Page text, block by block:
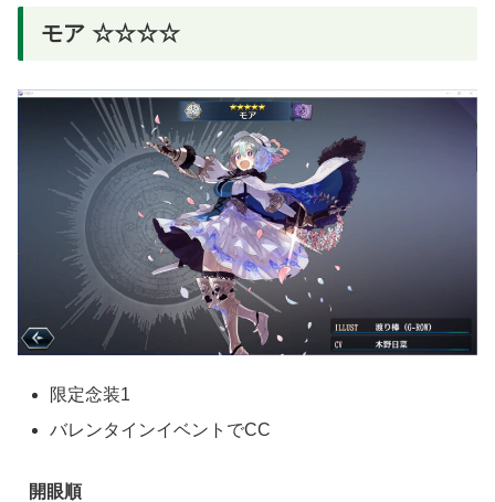
モア ☆☆☆☆
限定念装1
バレンタインイベントでCC
開眼順